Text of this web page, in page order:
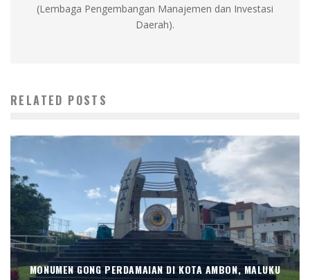
(Lembaga Pengembangan Manajemen dan Investasi
Daerah).
RELATED POSTS
MONUMEN GONG PERDAMAIAN DI KOTA AMBON, MALUKU